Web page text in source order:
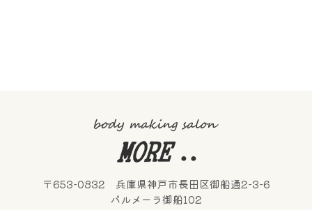
〒653-0832 兵庫県神戸市長田区御船通2-3-6
パルメーラ御船102